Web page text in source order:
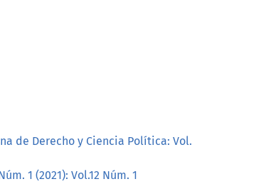
de Derecho y Ciencia Política: Vol.
1 (2021): Vol.12 Núm. 1